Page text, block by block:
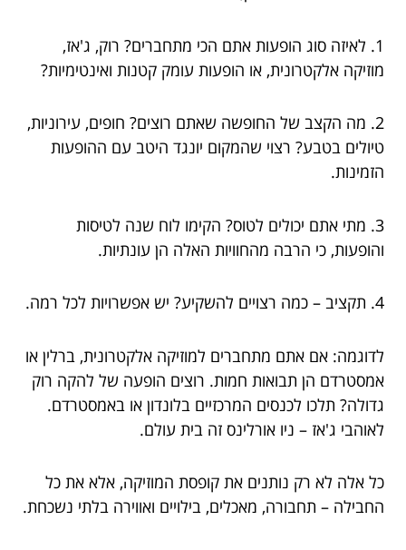
1. לאיזה סוג הופעות אתם הכי מתחברים? רוק, ג'אז,
מוזיקה אלקטרונית, או הופעות עומק קטנות ואינטימיות?
2. מה הקצב של החופשה שאתם רוצים? חופים, עירוניות,
טיולים בטבע? רצוי שהמקום יונגד היטב עם ההופעות
הזמינות.
3. מתי אתם יכולים לטוס? הקימו לוח שנה לטיסות
והופעות, כי הרבה מהחוויות האלה הן עונתיות.
4. תקציב – כמה רצויים להשקיע? יש אפשרויות לכל רמה.
לדוגמה: אם אתם מתחברים למוזיקה אלקטרונית, ברלין או
אמסטרדם הן תבואות חמות. רוצים הופעה של להקה רוק
גדולה? תלכו לכנסים המרכזיים בלונדון או באמסטרדם.
לאוהבי ג'אז – ניו אורלינס זה בית עולם.
כל אלה לא רק נותנים את קופסת המוזיקה, אלא את כל
החבילה – תחבורה, מאכלים, בילויים ואווירה בלתי נשכחת.